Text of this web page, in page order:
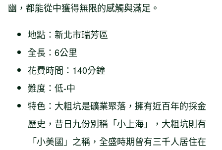
幽，都能從中獲得無限的感觸與滿足。
地點：新北市瑞芳區
全長：6公里
花費時間：140分鐘
難度：低-中
特色：大粗坑是礦業聚落，擁有近百年的採金
歷史，昔日九份別稱「小上海」，大粗坑則有
「小美國」之稱，全盛時期曾有三千人居住在